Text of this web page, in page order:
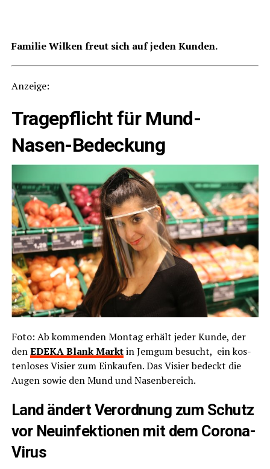
Fami­lie Wil­ken freut sich auf jeden Kunden.
Anzei­ge:
Tra­ge­pflicht für Mund-
Nasen-Bedeckung
Foto: Ab kom­men­den Mon­tag erhält jeder Kun­de, der
denEDEKA Blank Marktin Jem­gum besucht, ein kos­
ten­lo­ses Visier zum Ein­kau­fen. Das Visier bedeckt die
Augen sowie den Mund und Nasenbereich.
Land ändert Ver­ord­nung zum Schutz
vor Neu­in­fek­tio­nen mit dem Corona-
Virus